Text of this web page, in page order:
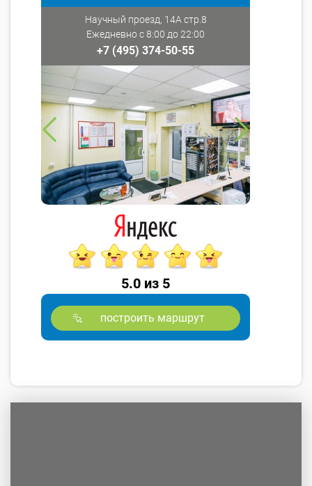
Научный проезд, 14А стр.8
Ежедневно с 8:00 до 22:00
+7 (495) 374-50-55
5.0 из 5
построить маршрут